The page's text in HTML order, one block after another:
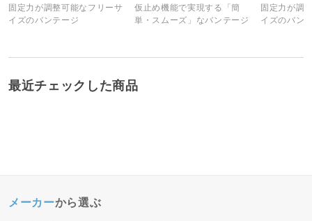
固定力が調整可能なフリーサ
イズのバンテージ
仮止め機能で実現する「簡
単・スムーズ」なバンテージ
固定力が調
イズのバン
最近チェックした商品
メーカーから選ぶ